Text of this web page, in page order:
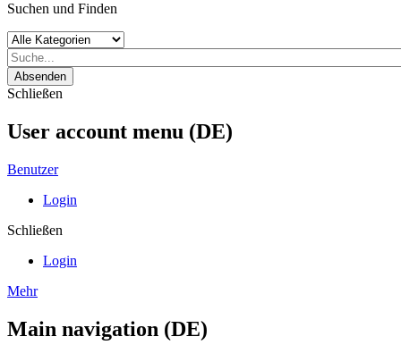
Suchen und Finden
Absenden
Schließen
User account menu (DE)
Benutzer
Login
Schließen
Login
Mehr
Main navigation (DE)